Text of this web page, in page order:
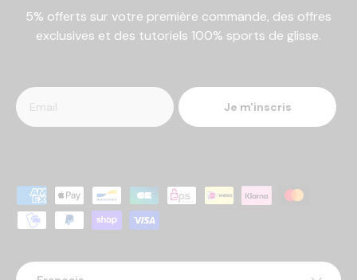
5% offerts sur votre première commande, des offres
exclusives et des tutoriels 100% sports de glisse.
Je m'inscris
Moyens de paiement acceptés
Langue